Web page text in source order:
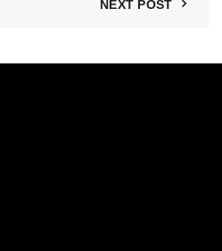
NEXT POST